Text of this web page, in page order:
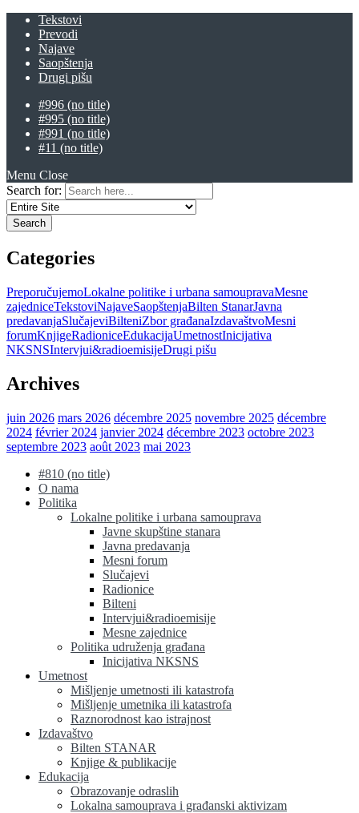
Tekstovi
Prevodi
Najave
Saopštenja
Drugi pišu
#996 (no title)
#995 (no title)
#991 (no title)
#11 (no title)
Menu Close
Search for:
Categories
PreporučujemoLokalne politike i urbana samoupravaMesne
zajedniceTekstoviNajaveSaopštenjaBilten StanarJavna
predavanjaSlučajeviBilteniZbor građanaIzdavaštvoMesni
forumKnjigeRadioniceEdukacijaUmetnostInicijativa
NKSNSIntervjui&radioemisijeDrugi pišu
Archives
juin 2026 mars 2026 décembre 2025 novembre 2025 décembre
2024 février 2024 janvier 2024 décembre 2023 octobre 2023
septembre 2023 août 2023 mai 2023
#810 (no title)
O nama
Politika
Lokalne politike i urbana samouprava
Javne skupštine stanara
Javna predavanja
Mesni forum
Slučajevi
Radionice
Bilteni
Intervjui&radioemisije
Mesne zajednice
Politika udruženja građana
Inicijativa NKSNS
Umetnost
Mišljenje umetnosti ili katastrofa
Mišljenje umetnika ili katastrofa
Raznorodnost kao istrajnost
Izdavaštvo
Bilten STANAR
Knjige & publikacije
Edukacija
Obrazovanje odraslih
Lokalna samouprava i građanski aktivizam